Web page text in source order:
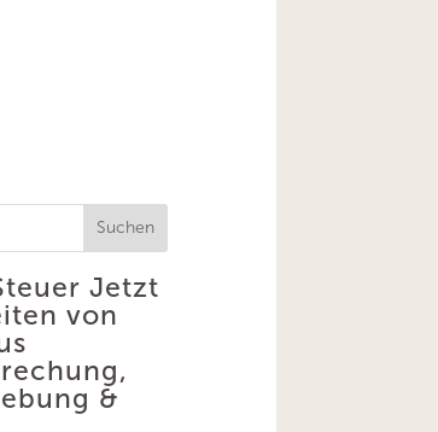
Suchen
Jetzt
von
&